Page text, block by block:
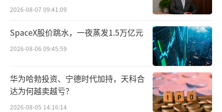
尽管乐刻在一线城市已形成“一公里健身
圈”，但下沉市场始终是块难啃的骨头。2023
年推出的“闪电熊猫健身”，正是对下沉市场
夏东在采访中表示，乐刻健身全国统一规
则，若直接下沉可能“水土不服”，而闪电熊
2026-08-07 09:41:09
SpaceX股价跳水，一夜蒸发1.5万亿元
2026-08-06 09:45:59
华为哈勃投资、宁德时代加持，天科合
达为何越卖越亏？
2026-08-05 14:16:14